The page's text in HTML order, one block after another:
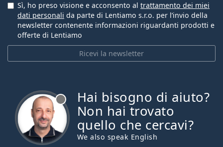
Ricevi la newsletter
Sì, ho preso visione e acconsento al trattamento dei miei
dati personali da parte di Lentiamo s.r.o. per l’invio della
newsletter contenente informazioni riguardanti prodotti e
offerte di Lentiamo
Hai bisogno di aiuto?
Non hai trovato
quello che cercavi?
We also speak English